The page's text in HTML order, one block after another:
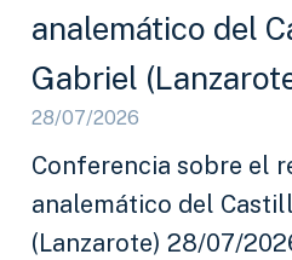
analemático del
Gabriel
28/07/2026
Conferencia sobre el
analemático del
(Lanzarote) 28/07/